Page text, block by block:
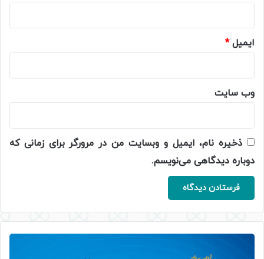
ایمیل*
وب‌ سایت
ذخیره نام، ایمیل و وبسایت من در مرورگر برای زمانی که
دوباره دیدگاهی می‌نویسم.